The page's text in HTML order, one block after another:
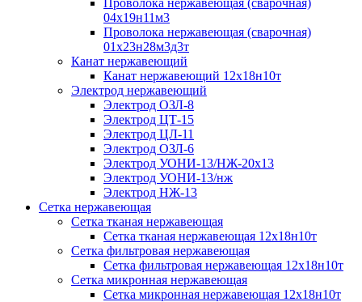
04х19н11м3
Проволока нержавеющая (сварочная)
01х23н28м3д3т
Канат нержавеющий
Канат нержавеющий 12х18н10т
Электрод нержавеющий
Электрод ОЗЛ-8
Электрод ЦТ-15
Электрод ЦЛ-11
Электрод ОЗЛ-6
Электрод УОНИ-13/НЖ-20х13
Электрод УОНИ-13/нж
Электрод НЖ-13
Сетка нержавеющая
Сетка тканая нержавеющая
Сетка тканая нержавеющая 12х18н10т
Сетка фильтровая нержавеющая
Сетка фильтровая нержавеющая 12х18н10т
Сетка микронная нержавеющая
Сетка микронная нержавеющая 12х18н10т